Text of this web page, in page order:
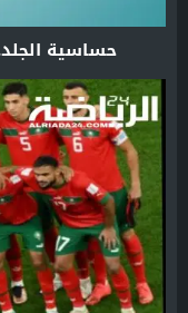
حساسية